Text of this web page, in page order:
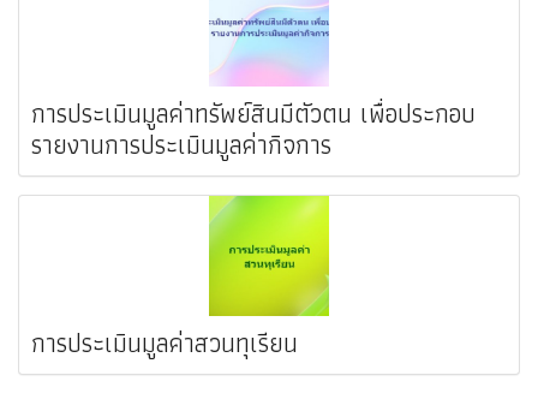
การประเมินมูลค่าทรัพย์สินมีตัวตน เพื่อประกอบ
รายงานการประเมินมูลค่ากิจการ
การประเมินมูลค่าสวนทุเรียน